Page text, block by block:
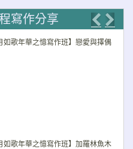
寫作分享
如歌年華之憶寫作班】戀愛與擇偶
如歌年華之憶寫作班】加羅林魚木